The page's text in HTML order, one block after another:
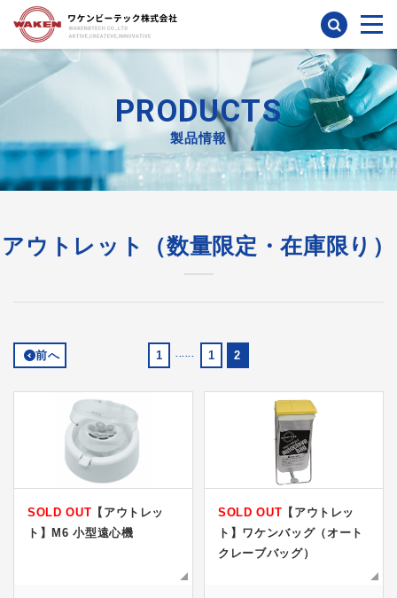
検索
PRODUCTS
製品情報
アウトレット（数量限定・在庫限り）
前へ 1 1 2
SOLD OUT 【アウトレッ
ト】M6 小型遠心機
SOLD OUT 【アウトレッ
ト】ワケンバッグ（オート
クレーブバッグ）